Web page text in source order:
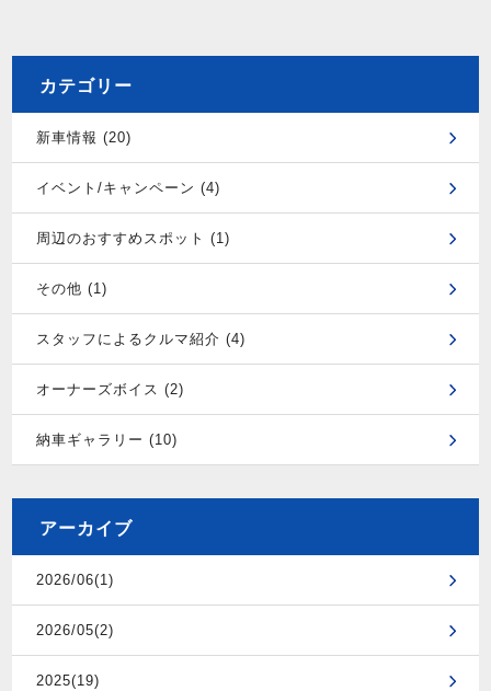
カテゴリー
新車情報 (20)
イベント/キャンペーン (4)
周辺のおすすめスポット (1)
その他 (1)
スタッフによるクルマ紹介 (4)
オーナーズボイス (2)
納車ギャラリー (10)
アーカイブ
2026/06(1)
2026/05(2)
2025(19)